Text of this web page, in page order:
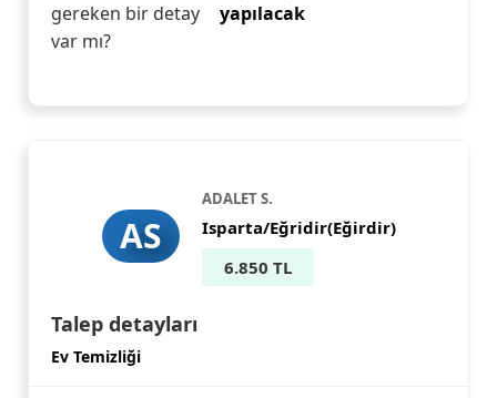
gereken bir detay
var mı?
yapılacak
AS
ADALET S.
Isparta/Eğridir(Eğirdir)
6.850 TL
Talep detayları
Ev Temizliği